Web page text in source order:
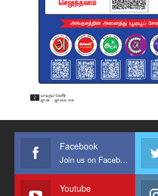
Facebook
Join us on Facebook
Youtube